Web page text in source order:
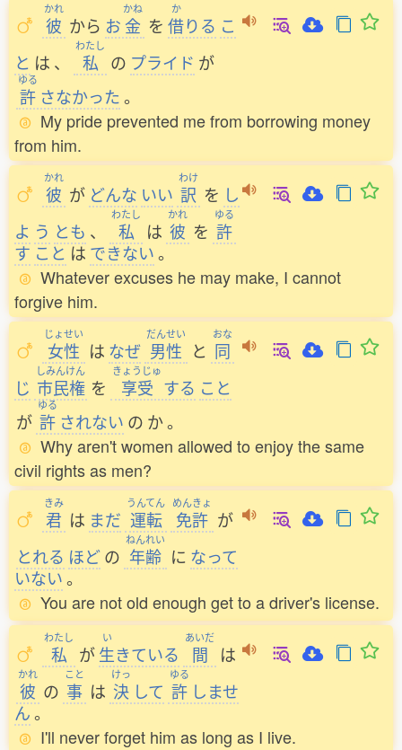
かれ
彼 から お
かね
金 を
か
借りる こ
と は 、
わたし
私 の プライド が
ゆる
許 さなかった。
My pride prevented me from borrowing money
from him.
かれ
彼 が どんな いい
わけ
訳 を し
よ う とも 、
わたし
私 は
かれ
彼 を
ゆる
許
す こと は できない。
Whatever excuses he may make, I cannot
forgive him.
じょせい
女性 は なぜ
だんせい
男性 と
おな
同
じ
しみんけん
市民権 を
きょうじゅ
享受 する こと
が
ゆる
許 されない の か。
Why aren't women allowed to enjoy the same
civil rights as men?
きみ
君 は まだ
うんてん
運転
めんきょ
免許 が
とれる ほどの
ねんれい
年齢 に なって
いない。
You are not old enough get to a driver's license.
わたし
私 が
い
生きている
あいだ
間 は
かれ
彼 の
こと
事 は
けっ
決 して
ゆる
許 しませ
ん。
I'll never forget him as long as I live.